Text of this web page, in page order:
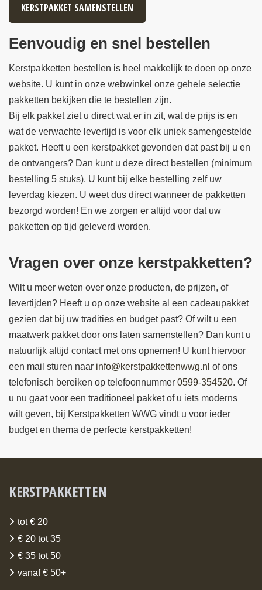
KERSTPAKKET SAMENSTELLEN
Eenvoudig en snel bestellen
Kerstpakketten bestellen is heel makkelijk te doen op onze
website. U kunt in onze webwinkel onze gehele selectie
pakketten bekijken die te bestellen zijn.
Bij elk pakket ziet u direct wat er in zit, wat de prijs is en
wat de verwachte levertijd is voor elk uniek samengestelde
pakket. Heeft u een kerstpakket gevonden dat past bij u en
de ontvangers? Dan kunt u deze direct bestellen (minimum
bestelling 5 stuks). U kunt bij elke bestelling zelf uw
leverdag kiezen. U weet dus direct wanneer de pakketten
bezorgd worden! En we zorgen er altijd voor dat uw
pakketten op tijd geleverd worden.
Vragen over onze kerstpakketten?
Wilt u meer weten over onze producten, de prijzen, of
levertijden? Heeft u op onze website al een cadeaupakket
gezien dat bij uw tradities en budget past? Of wilt u een
maatwerk pakket door ons laten samenstellen? Dan kunt u
natuurlijk altijd contact met ons opnemen! U kunt hiervoor
een mail sturen naar info@kerstpakkettenwwg.nl of ons
telefonisch bereiken op telefoonnummer 0599-354520. Of
u nu gaat voor een traditioneel pakket of u iets moderns
wilt geven, bij Kerstpakketten WWG vindt u voor ieder
budget en thema de perfecte kerstpakketten!
KERSTPAKKETTEN
tot € 20
€ 20 tot 35
€ 35 tot 50
vanaf € 50+